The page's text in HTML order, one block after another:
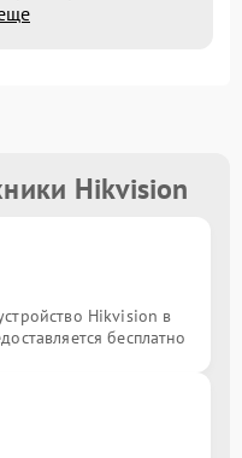
Hikvision
Hikvision в
бесплатно